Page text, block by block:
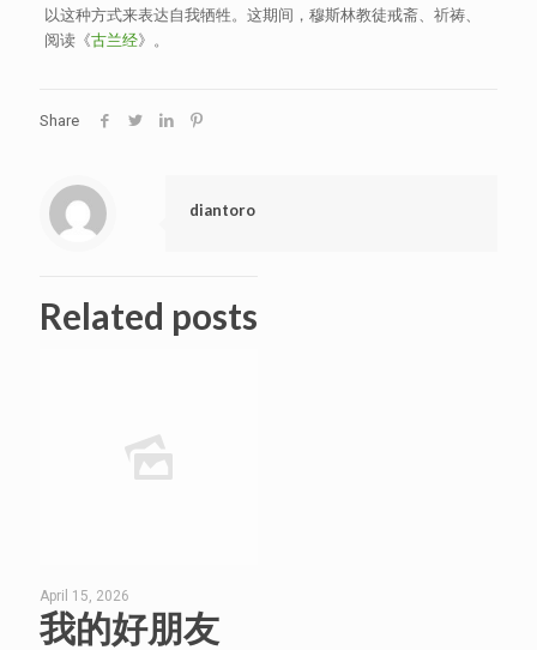
以这种方式来表达自我牺牲。这期间，穆斯林教徒戒斋、祈祷、
阅读《古兰经》。
Share
diantoro
Related posts
April 15, 2026
我的好朋友